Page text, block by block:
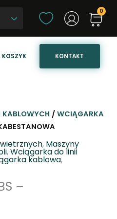
y
j
ę
y
k
KOSZYK KONTAKT
KABLOWYCH /WCIĄGARKA
, Maszyny
,Wciągarka do linii
kablowa,
–